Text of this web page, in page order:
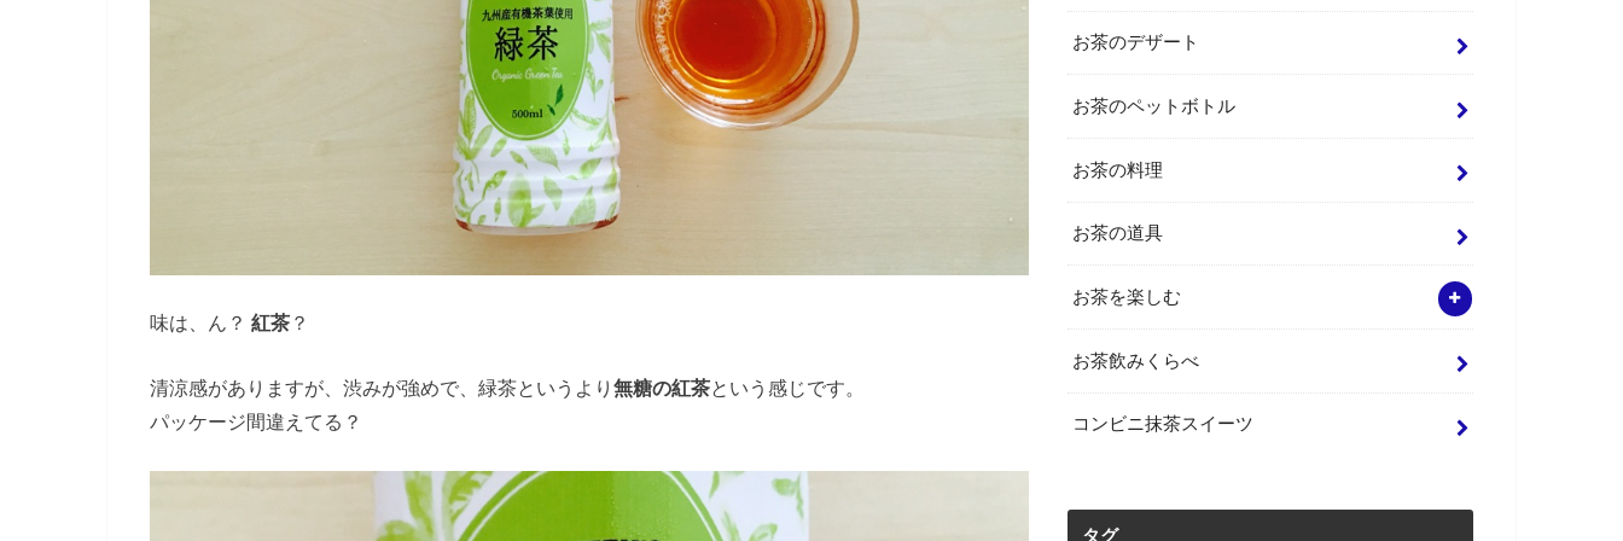
味は、ん？ 紅茶 ？
清涼感がありますが、渋みが強めで、緑茶というより 無糖の紅茶という感じです。
パッケージ間違えてる？
お茶のデザート
お茶のペットボトル
お茶の料理
お茶の道具
お茶を楽しむ
お茶飲みくらべ
コンビニ抹茶スイーツ
タグ